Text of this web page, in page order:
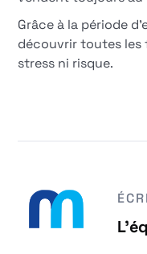
Grâce à la période
découvrir toutes
stress ni risque.